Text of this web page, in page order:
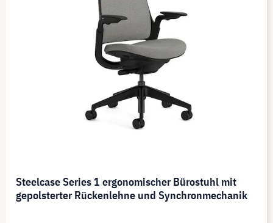
Steelcase Series 1 ergonomischer Bürostuhl mit
gepolsterter Rückenlehne und Synchronmechanik